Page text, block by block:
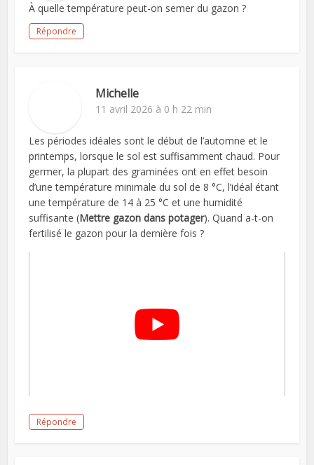
À quelle température peut-on semer du gazon ?
Répondre
Michelle
11 avril 2026 à 0 h 22 min
Les périodes idéales sont le début de l’automne et le
printemps, lorsque le sol est suffisamment chaud. Pour
germer, la plupart des graminées ont en effet besoin
d’une température minimale du sol de 8 °C, l’idéal étant
une température de 14 à 25 °C et une humidité
suffisante (Mettre gazon dans potager). Quand a-t-on
fertilisé le gazon pour la dernière fois ?
Répondre